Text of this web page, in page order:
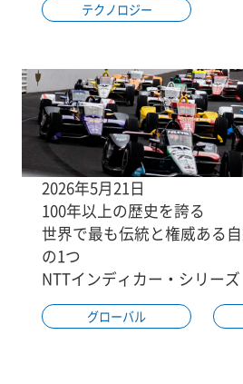
テクノロジー
2026年5月21日
100年以上の歴史を誇る
世界で最も伝統と権威ある
の1つ
NTTインディカー・シリーズ
グローバル